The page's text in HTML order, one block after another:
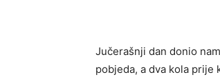
Jučerašnji dan donio
pobjeda, a dva kola prije